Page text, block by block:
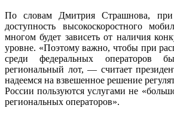
По словам Дмитрия Страшнова, при
доступность высокоскоростного
многом будет зависеть от наличия
уровне. «Поэтому важно, чтобы при
среди федеральных
региональный лот, — считает
надеемся на взвешенное решение
России пользуются услугами не
региональных операторов».